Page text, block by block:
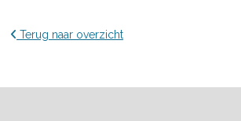
Terug naar overzicht